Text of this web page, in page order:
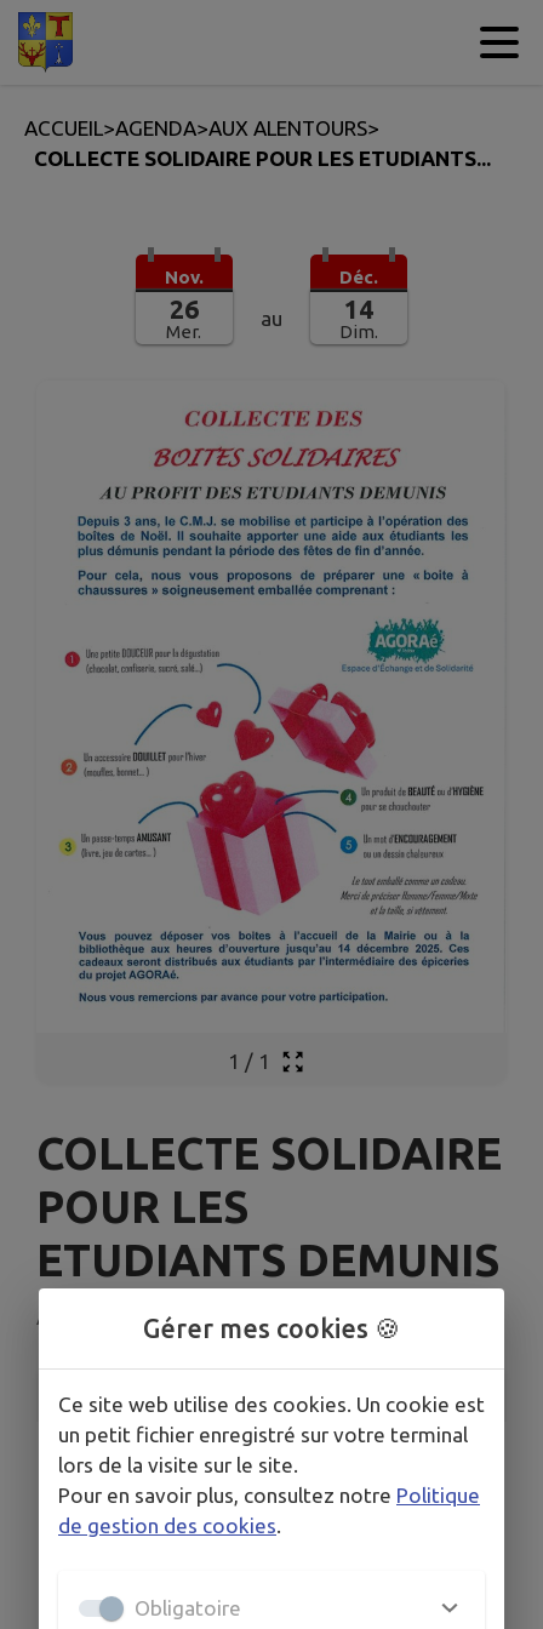
Contenu
ACCUEIL>AGENDA>AUX ALENTOURS>
COLLECTE SOLIDAIRE POUR LES ETUDIANTS...
Nov.
26
Mer.
au
Déc.
14
Dim.
1 / 1
COLLECTE SOLIDAIRE
POUR LES
ETUDIANTS DEMUNIS
Ancy-Dornot
INFORMATIONS PRATIQUES
LIEU
Bibliothèque d'Ancy-Dornot
DATES
Du mer. 26 nov. au dim. 14 déc.
À 12h00
Gérer mes cookies 🍪
Ce site web utilise des cookies. Un cookie est
un petit fichier enregistré sur votre terminal
lors de la visite sur le site.
Pour en savoir plus, consultez notre Politique
de gestion des cookies
Obligatoire